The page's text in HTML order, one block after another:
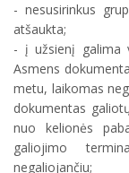
- nesusirinkus
atšaukta;
- į užsienį galima
Asmens
metu, laikomas
dokumentas
nuo kelionės
galiojimo
negaliojančiu;